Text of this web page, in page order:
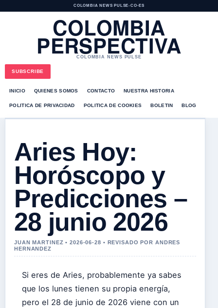
COLOMBIA NEWS PULSE•CO-ES
COLOMBIA
PERSPECTIVA
COLOMBIA NEWS PULSE
SUBSCRIBE
INICIO QUIENES SOMOS CONTACTO NUESTRA HISTORIA
POLITICA DE PRIVACIDAD POLITICA DE COOKIES BOLETIN BLOG
Aries Hoy:
Horóscopo y
Predicciones –
28 junio 2026
JUAN MARTINEZ • 2026-06-28 • REVISADO POR ANDRES
HERNANDEZ
Si eres de Aries, probablemente ya sabes
que los lunes tienen su propia energía,
pero el 28 de junio de 2026 viene con un